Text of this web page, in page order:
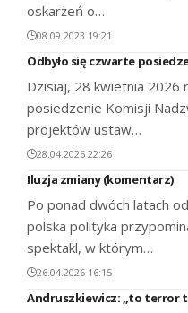
oskarżeń o…
08.09.2023 19:21
Odbyło się czwarte
Dzisiaj, 28 kwietnia 2026
posiedzenie Komisji
projektów ustaw…
28.04.2026 22:26
Iluzja zmiany (komentarz)
Po ponad dwóch latach
polska polityka
spektakl, w którym…
26.04.2026 16:15
Andruszkiewicz: „to terror